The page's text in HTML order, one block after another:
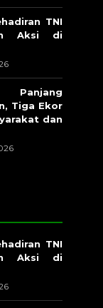
TNI
Aksi di
Panjang
Tiga Ekor
dan
TNI
Aksi di